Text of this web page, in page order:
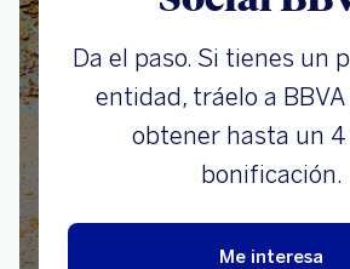
Da el paso. Si tienes un
entidad, tráelo a
obtener hasta un
bonificación.
Me interesa